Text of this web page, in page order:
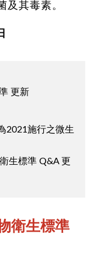
及其毒素。
更新
2021施行之微生
生標準 Q&A 更
衛生標準